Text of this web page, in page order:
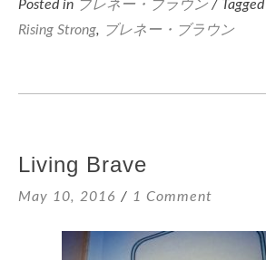
Posted in ブレネー・ブラウン / Tagged
Rising Strong, ブレネー・ブラウン
Living Brave
May 10, 2016 1 Comment